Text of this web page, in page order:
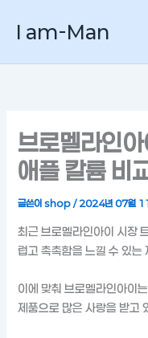
로
I am-Man
브로멜라인
애플 칼륨 비
글쓴이shop/2024년 07월
최근 브로멜라인아이 시장
럽고 촉촉함을 느낄 수 있는
이에 맞춰 브로멜라인아이
제품으로 많은 사랑을 받고